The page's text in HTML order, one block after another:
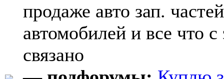
продаже авто зап.
автомобилей и все что с
связано